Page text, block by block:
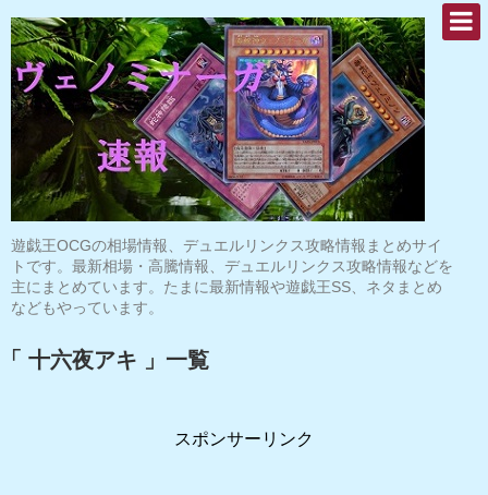
遊戯王OCGの相場情報、デュエルリンクス攻略情報まとめサイ
トです。最新相場・高騰情報、デュエルリンクス攻略情報などを
主にまとめています。たまに最新情報や遊戯王SS、ネタまとめ
などもやっています。
「 十六夜アキ 」一覧
スポンサーリンク